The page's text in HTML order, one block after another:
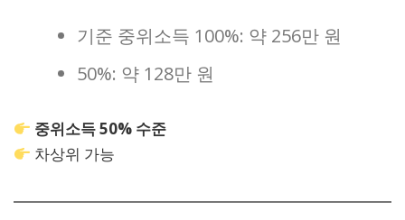
기준 중위소득 100%: 약 256만 원
50%: 약 128만 원
중위소득 50% 수준
차상위 가능